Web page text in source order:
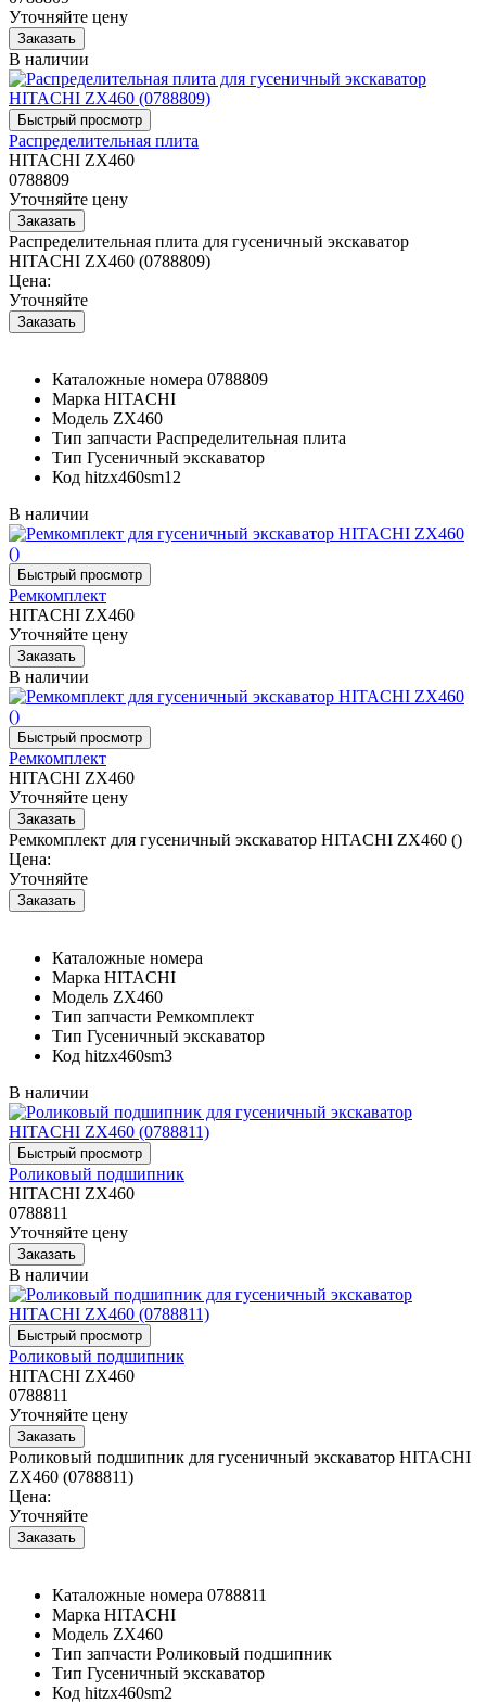
Уточняйте цену
В наличии
Распределительная плита
HITACHI ZX460
0788809
Уточняйте цену
Распределительная плита для гусеничный экскаватор
HITACHI ZX460 (0788809)
Цена:
Уточняйте
Каталожные номера 0788809
Марка HITACHI
Модель ZX460
Тип запчасти Распределительная плита
Тип Гусеничный экскаватор
Код hitzx460sm12
В наличии
Ремкомплект
HITACHI ZX460
Уточняйте цену
В наличии
Ремкомплект
HITACHI ZX460
Уточняйте цену
Ремкомплект для гусеничный экскаватор HITACHI ZX460 ()
Цена:
Уточняйте
Каталожные номера
Марка HITACHI
Модель ZX460
Тип запчасти Ремкомплект
Тип Гусеничный экскаватор
Код hitzx460sm3
В наличии
Роликовый подшипник
HITACHI ZX460
0788811
Уточняйте цену
В наличии
Роликовый подшипник
HITACHI ZX460
0788811
Уточняйте цену
Роликовый подшипник для гусеничный экскаватор HITACHI
ZX460 (0788811)
Цена:
Уточняйте
Каталожные номера 0788811
Марка HITACHI
Модель ZX460
Тип запчасти Роликовый подшипник
Тип Гусеничный экскаватор
Код hitzx460sm2